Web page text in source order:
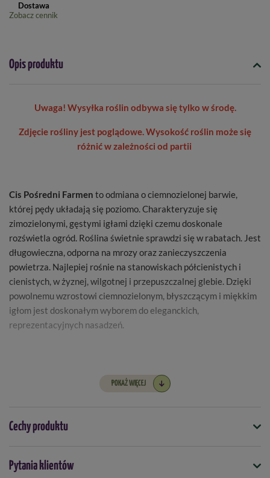
Dostawa
Zobacz cennik
Opis produktu
Uwaga! Wysyłka roślin odbywa się tylko w środę.
Zdjęcie rośliny jest poglądowe. Wysokość roślin może się
różnić w zależności od partii
Cis Pośredni Farmen to odmiana o ciemnozielonej barwie,
której pędy układają się poziomo. Charakteryzuje się
zimozielonymi, gęstymi igłami dzięki czemu doskonale
rozświetla ogród. Roślina świetnie sprawdzi się w rabatach. Jest
długowieczna, odporna na mrozy oraz zanieczyszczenia
powietrza. Najlepiej rośnie na stanowiskach półcienistych i
cienistych, w żyznej, wilgotnej i przepuszczalnej glebie. Dzięki
powolnemu wzrostowi ciemnozielonym, błyszczącym i miękkim
igłom jest doskonałym wyborem do eleganckich,
reprezentacyjnych nasadzeń.
Taxus Media Farmen
Kształt -gęsty, krzaczasty
Docelowa wysokość -
POKAŻ WIĘCEJ
Cechy produktu
Symbol
5904826820321
Pytania klientów